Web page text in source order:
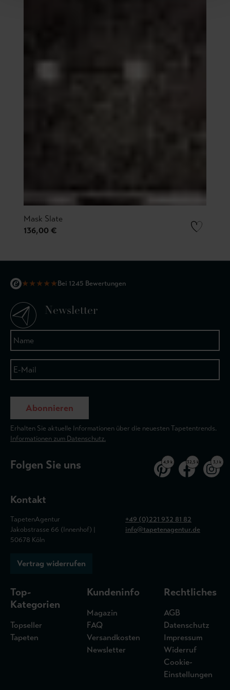
Mask Slate
136,00 €
★★★★★Bei 1245 Bewertungen
Newsletter
Abonnieren
Erhalten Sie aktuelle Informationen über die neuesten Tapetentrends.
Informationen zum Datenschutz.
Folgen Sie uns 4,9 k 32,5 k 3,1 k
Kontakt
TapetenAgentur
Jakobstrasse 66 (Innenhof) |
50678 Köln
+49 (0)221 932 81 82
info@tapetenagentur.de
Vertrag widerrufen
Top-
Kategorien
Topseller
Tapeten
Kundeninfo
Magazin
FAQ
Versandkosten
Newsletter
Rechtliches
AGB
Datenschutz
Impressum
Widerruf
Cookie-
Einstellungen